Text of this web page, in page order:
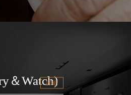
＆Watch)
詳細